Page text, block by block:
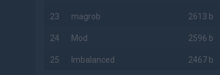
23 magrob 2613 b
24 Mod 2596 b
25 Imbalanced 2467 b